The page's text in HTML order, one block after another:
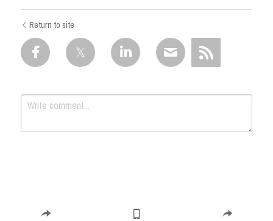
Return to site
Submit